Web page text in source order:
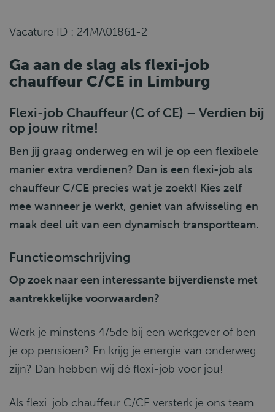
Vacature ID : 24MA01861-2
Ga aan de slag als flexi-job
chauffeur C/CE in Limburg
Flexi-job Chauffeur (C of CE) – Verdien bij
op jouw ritme!
Ben jij graag onderweg en wil je op een flexibele
manier extra verdienen? Dan is een flexi-job als
chauffeur C/CE precies wat je zoekt! Kies zelf
mee wanneer je werkt, geniet van afwisseling en
maak deel uit van een dynamisch transportteam.
Functieomschrijving
Op zoek naar een interessante bijverdienste met
aantrekkelijke voorwaarden?
Werk je minstens 4/5de bij een werkgever of ben
je op pensioen? En krijg je energie van onderweg
zijn? Dan hebben wij dé flexi-job voor jou!
Als flexi-job chauffeur C/CE versterk je ons team